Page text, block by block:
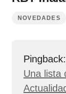
NOVEDADES
Pingback:
Una lista